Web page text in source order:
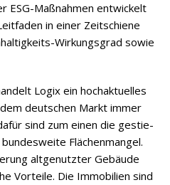
ESG-Maß­nah­men ent­wi­ckelt
in einer Zeit­schiene
Wir­kungs­grad sowie
Logix ein hoch­ak­tu­el­les
deut­schen Markt immer
sind zum einen die gestie­
Flä­chen­man­gel.
alt­ge­nutz­ter Gebäude
Vor­teile. Die Immo­bi­lien sind